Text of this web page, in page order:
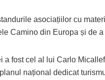
asociațiilor cu
Camino din Europa și de
a fost cel al lui Carlo
național dedicat